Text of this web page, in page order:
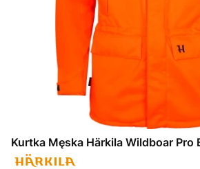
Kurtka Męska Härkila Wildboar Pro